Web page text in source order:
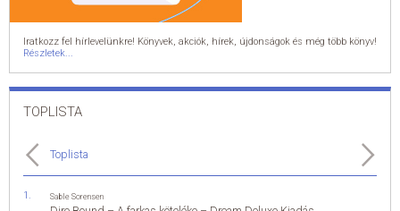
Iratkozz fel hírlevelünkre! Könyvek, akciók, hírek, újdonságok és még több könyv!
Részletek...
TOPLISTA
Toplista
Sable Sorensen